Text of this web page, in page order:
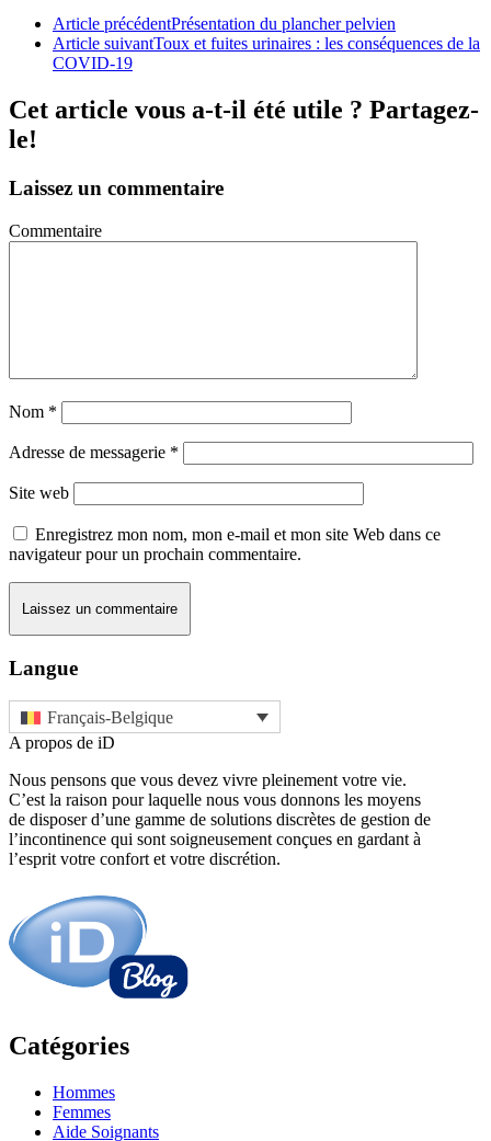
Article précédentPrésentation du plancher pelvien
Article suivantToux et fuites urinaires : les conséquences de la
COVID-19
Cet article vous a-t-il été utile ? Partagez-
le!
Laissez un commentaire
Commentaire
Nom *
Adresse de messagerie *
Site web
Enregistrez mon nom, mon e-mail et mon site Web dans ce
navigateur pour un prochain commentaire.
Langue
Français-Belgique
A propos de iD
Nous pensons que vous devez vivre pleinement votre vie.
C’est la raison pour laquelle nous vous donnons les moyens
de disposer d’une gamme de solutions discrètes de gestion de
l’incontinence qui sont soigneusement conçues en gardant à
l’esprit votre confort et votre discrétion.
Catégories
Hommes
Femmes
Aide Soignants